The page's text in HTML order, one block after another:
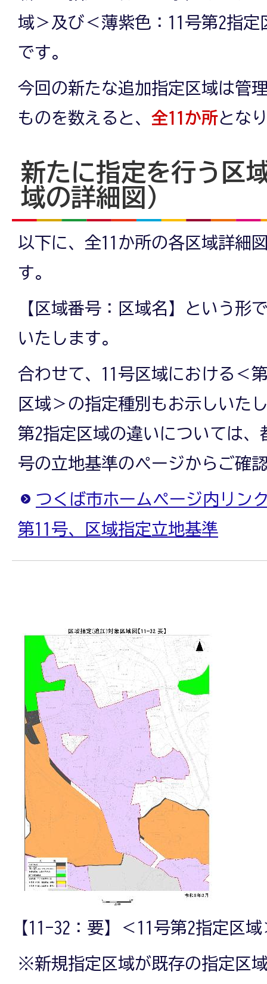
域＞及び＜薄紫色：11号第2指
です。
今回の新たな追加指定区域は管
ものを数えると、 全11か所とな
新たに指定を行う区
域の詳細図）
以下に、全11か所の各区域詳細
す。
【区域番号：区域名】という形
いたします。
合わせて、11号区域における＜
区域＞の指定種別もお示しいた
第2指定区域の違いについては、
号の立地基準のページからご確
つくば市ホームページ内リン
第11号、区域指定立地基準
【11-32：要】＜11号第2指定区域
※新規指定区域が既存の指定区